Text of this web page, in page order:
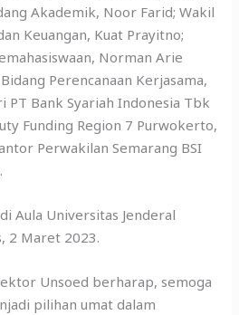
Akademik, Noor Farid; Wakil
Keuangan, Kuat Prayitno;
Norman Arie
Perencanaan Kerjasama,
PT Bank Syariah Indonesia Tbk
Funding Region 7 Purwokerto,
Perwakilan Semarang BSI
Aula Universitas Jenderal
2 Maret 2023.
Unsoed berharap, semoga
pilihan umat dalam